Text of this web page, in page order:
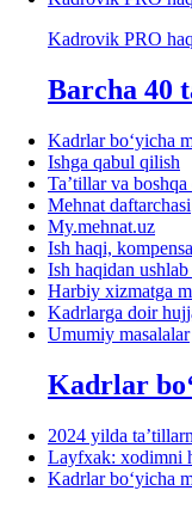
Kadrovik PRO
Barcha 40
Kadrlar boʻyicha
Ishga qabul qilish
Ta’tillar va
Mehnat daftarchasi
My.mehnat.uz
Ish haqi,
Ish haqidan
Harbiy хizmatga
Kadrlarga doir
Umumiy masalalar
Kadrlar
2024 yilda
Layfхak: хodimni
Kadrlar boʻyicha